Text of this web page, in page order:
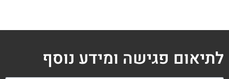
לתיאום פגישה ומידע נוסף